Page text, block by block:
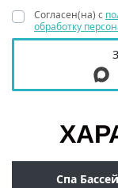
Согласен(на) с
обработку
Спа